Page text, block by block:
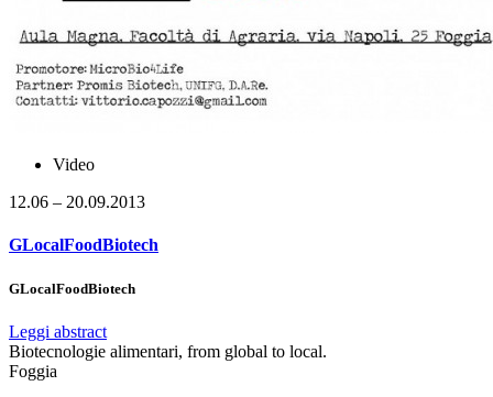
Video
12.06 – 20.09.2013
GLocalFoodBiotech
GLocalFoodBiotech
Leggi abstract
Biotecnologie alimentari, from global to local.
Foggia